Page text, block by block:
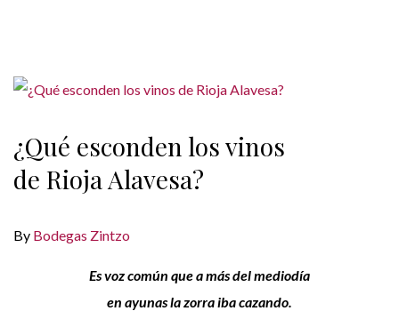
¿Qué esconden los vinos
de Rioja Alavesa?
By Bodegas Zintzo
Es voz común que a más del mediodía
en ayunas la zorra iba cazando.